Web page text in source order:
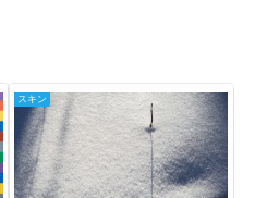
スキン